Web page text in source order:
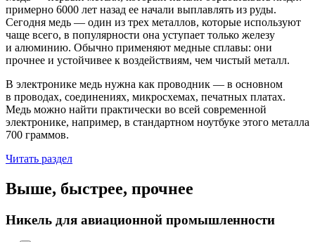
примерно 6000 лет назад ее начали выплавлять из руды.
Сегодня медь — один из трех металлов, которые используют
чаще всего, в популярности она уступает только железу
и алюминию. Обычно применяют медные сплавы: они
прочнее и устойчивее к воздействиям, чем чистый металл.
В электронике медь нужна как проводник — в основном
в проводах, соединениях, микросхемах, печатных платах.
Медь можно найти практически во всей современной
электронике, например, в стандартном ноутбуке этого металла
700 граммов.
Читать раздел
Выше, быстрее, прочнее
Никель для авиационной промышленности